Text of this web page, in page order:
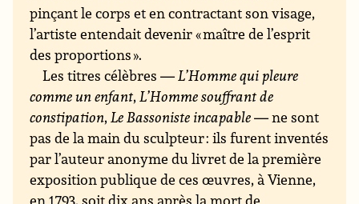
pinçant le corps et en contractant son visage,
l’artiste entendait devenir « maître de l’esprit
des proportions ».
Les titres célèbres — L’Homme qui pleure
comme un enfant, L’Homme souffrant de
constipation, Le Bassoniste incapable— ne sont
pas de la main du sculpteur : ils furent inventés
par l’auteur anonyme du livret de la première
exposition publique de ces œuvres, à Vienne,
en 1793, soit dix ans après la mort de